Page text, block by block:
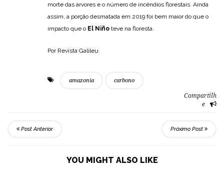
morte das árvores e o número de incêndios florestais. Ainda
assim, a porção desmatada em 2019 foi bem maior do que o
impacto que o El Niño teve na floresta.
Por Revista Galileu
amazonia carbono
Compartilh
e
Post Anterior Próximo Post
YOU MIGHT ALSO LIKE